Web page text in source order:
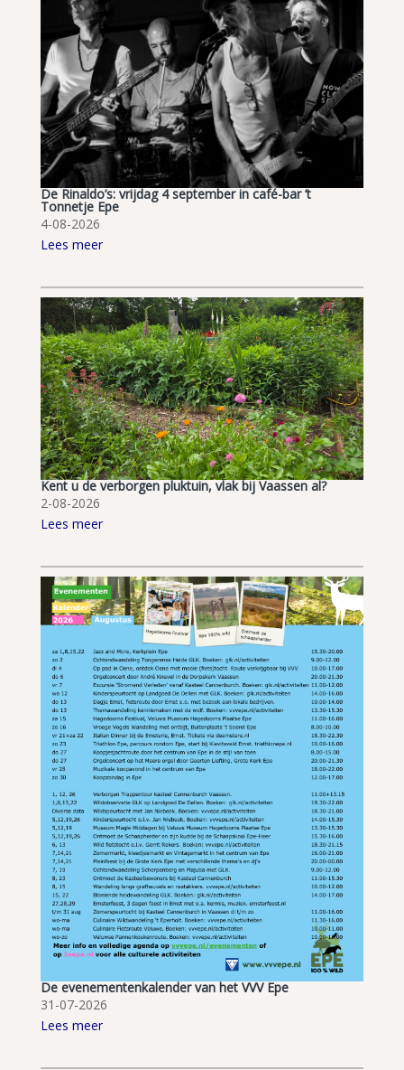
De Rinaldo’s: vrijdag 4 september in café-bar ’t
Tonnetje Epe
4-08-2026
Lees meer
Kent u de verborgen pluktuin, vlak bij Vaassen al?
2-08-2026
Lees meer
De evenementenkalender van het VVV Epe
31-07-2026
Lees meer